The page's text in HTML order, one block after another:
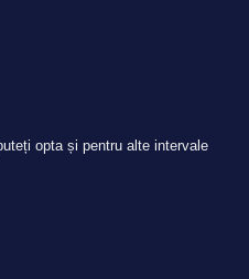
opta și pentru alte intervale